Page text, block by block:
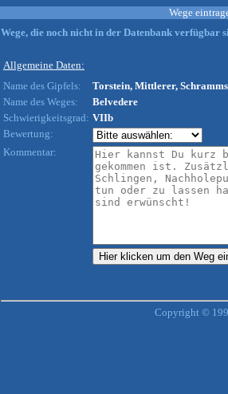
Wege
Wege, die noch nicht in der Datenbank verfügbar
Allgemeine Daten:
Name des Gipfels:
Torstein, Mittlerer,
Name des Weges:
Belvedere
Schwierigkeitsgrad: VIIb
Bewertung:
Kommentar:
Copyright ©